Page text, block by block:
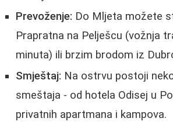
Prevoženje: Do Mljeta možete
Prapratna na Pelješcu (vožnja
minuta) ili brzim brodom iz
Smještaj: Na ostrvu postoji
smeštaja - od hotela Odisej u
privatnih apartmana i kampova.